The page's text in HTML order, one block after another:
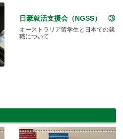
日豪就活支援会（NGSS） ③
オーストラリア留学生と日本での就
職について